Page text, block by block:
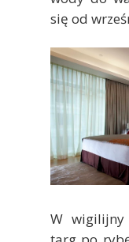
się od
W